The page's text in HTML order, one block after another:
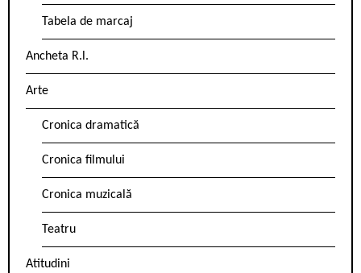
Tabela de marcaj
Ancheta R.l.
Arte
Cronica dramatică
Cronica filmului
Cronica muzicală
Teatru
Atitudini